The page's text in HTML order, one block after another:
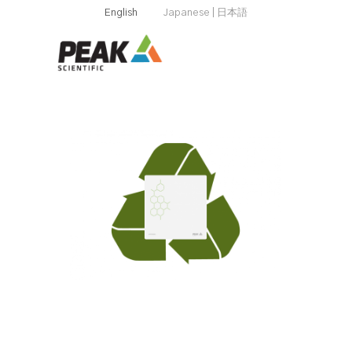
English Japanese | 日本語